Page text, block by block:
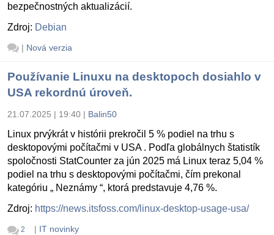
bezpečnostných aktualizácií.
Zdroj: Debian
| Nová verzia
Používanie Linuxu na desktopoch dosiahlo v
USA rekordnú úroveň.
21.07.2025 | 19:40 | Balin50
Linux prvýkrát v histórii prekročil 5 % podiel na trhu s
desktopovými počítačmi v USA . Podľa globálnych štatistík
spoločnosti StatCounter za jún 2025 má Linux teraz 5,04 %
podiel na trhu s desktopovými počítačmi, čím prekonal
kategóriu „ Neznámy “, ktorá predstavuje 4,76 %.
Zdroj: https://news.itsfoss.com/linux-desktop-usage-usa/
2 | IT novinky